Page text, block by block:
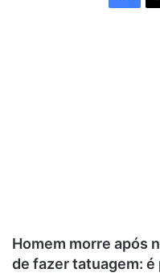
Homem morre após
de fazer tatuagem: é